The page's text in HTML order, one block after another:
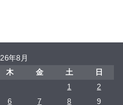
年8月
木 金 土
日
1
2
6 7 8
9